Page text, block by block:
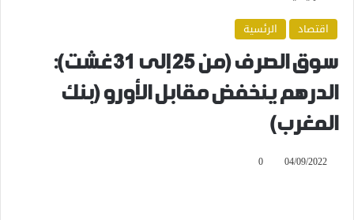
اقتصاد
الرئسية
سوق الصرف (من 25 إلى 31 غشت):
الدرهم ينخفض مقابل الأورو (بنك
المغرب)
04/09/2022
0